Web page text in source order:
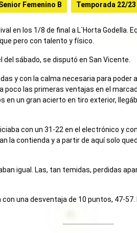
Femenino B Temporada 22/23
en los 1/8 de final a L`Horta Godella.
pero con talento y físico.
del sábado, se disputó en San Vicente.
y con la calma necesaria para poder
poco las primeras ventajas en el
en un gran acierto en tiro exterior,
con un 31-22 en el electrónico y
la contienda y a partir de aquí solo
igual. Las, tan temidas, perdidas
una desventaja de 10 puntos, 47-